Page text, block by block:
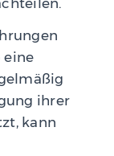
eine
ihrer
kann